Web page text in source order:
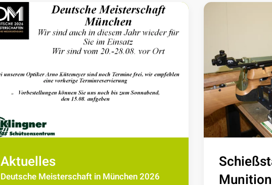
Aktuelles
Deutsche Meisterschaft in München 2026